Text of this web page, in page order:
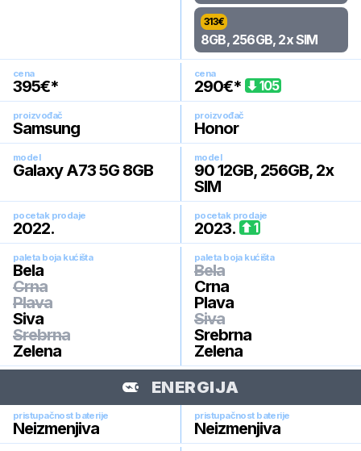
313€
8GB, 256GB, 2x SIM
cena
395€*
cena
290€* 105
proizvođač
Samsung
proizvođač
Honor
model
Galaxy A73 5G 8GB
model
90 12GB, 256GB, 2x
SIM
pocetak prodaje
2022.
pocetak prodaje
2023. 1
paleta boja kućišta
Bela
Crna
Plava
Siva
Srebrna
Zelena
paleta boja kućišta
Bela
Crna
Plava
Siva
Srebrna
Zelena
ENERGIJA
pristupačnost baterije
Neizmenjiva
pristupačnost baterije
Neizmenjiva